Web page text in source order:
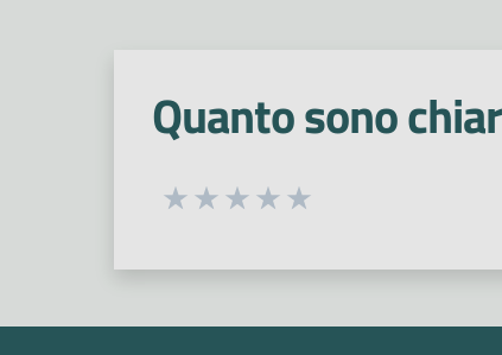
Quanto sono
Seleziona una valutazione da 1